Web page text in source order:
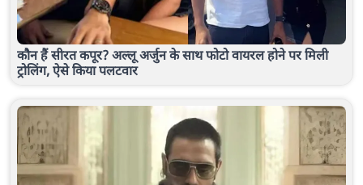
कौन हैं सीरत कपूर? अल्लू अर्जुन के साथ फोटो वायरल होने पर मिली
ट्रोलिंग, ऐसे किया पलटवार